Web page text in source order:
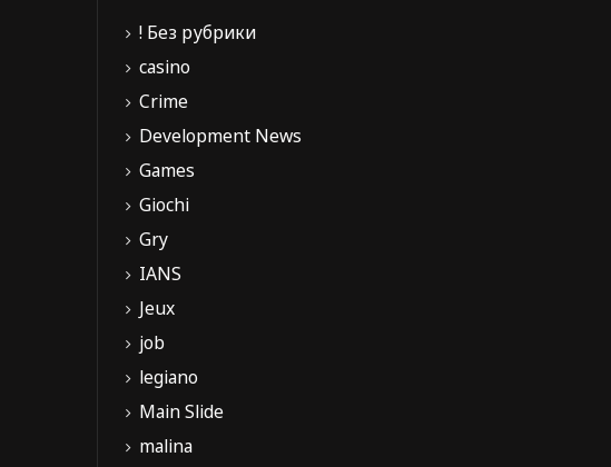
! Без рубрики
casino
Crime
Development News
Games
Giochi
Gry
IANS
Jeux
job
legiano
Main Slide
malina